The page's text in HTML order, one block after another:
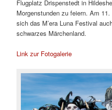
Flugplatz Drispenstedt in
Morgenstunden zu feiern. Am
sich das M’era Luna Festival
schwarzes Märchenland.
Link zur Fotogalerie